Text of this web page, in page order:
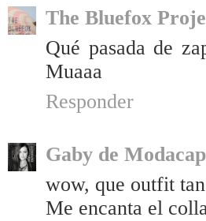
The Bluefox
Qué pasada de
Muaaa
Responder
Gaby de
wow, que outfit
Me encanta el